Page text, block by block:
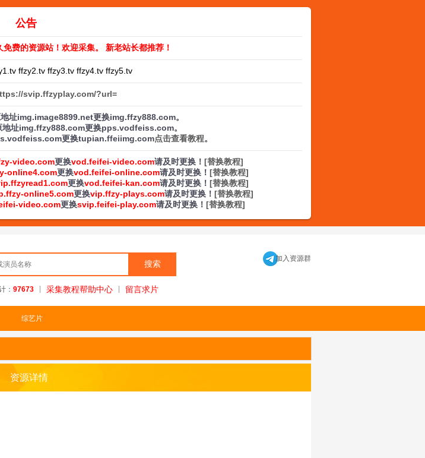
公告
费的资源站！欢迎采集。 新老站长都推荐！
ffzy2.tv ffzy3.tv ffzy4.tv ffzy5.tv
svip.ffzyplay.com/?url=
址img.image8899.net更换img.ffzy888.com。
地址img.ffzy888.com更换pps.vodfeiss.com。
更换tupian.ffeiimg.com点击查看教程。
video.com更换vod.feifei-video.com请及时更换！ [替换教程]
online4.com更换vod.feifei-online.com请及时更换！ [替换教程]
更换vod.feifei-kan.com请及时更换！ [替换教程]
online5.com更换vip.ffzy-plays.com请及时更换！ [替换教程]
video.com更换svip.feifei-play.com请及时更换！ [替换教程]
： 97673 采集教程帮助中心 留言求片
加入资源群
综艺片
资源详情